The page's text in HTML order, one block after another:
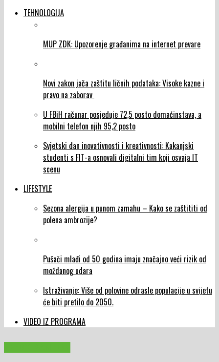
TEHNOLOGIJA
MUP ZDK: Upozorenje građanima na internet prevare
Novi zakon jača zaštitu ličnih podataka: Visoke kazne i
pravo na zaborav
U FBiH računar posjeduje 72,5 posto domaćinstava, a
mobilni telefon njih 95,2 posto
Svjetski dan inovativnosti i kreativnosti: Kakanjski
studenti s FIT-a osnovali digitalni tim koji osvaja IT
scenu
LIFESTYLE
Sezona alergija u punom zamahu – Kako se zaštititi od
polena ambrozije?
Pušači mlađi od 50 godina imaju značajno veći rizik od
moždanog udara
Istraživanje: Više od polovine odrasle populacije u svijetu
će biti pretilo do 2050.
VIDEO IZ PROGRAMA